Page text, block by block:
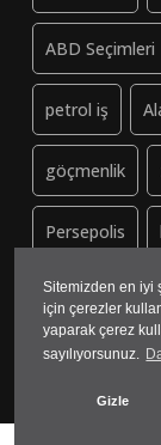
Sitemizden en iyi
için çerezler
yaparak çerez
sayılıyorsunuz.
Gizle
ABD Seçimleri
petrol iş
göçmenlik
Persepolis
Dayanisma-